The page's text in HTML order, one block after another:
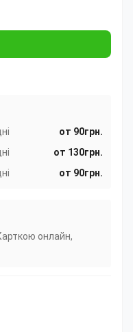
от 90грн.
от 130грн.
от 90грн.
онлайн,